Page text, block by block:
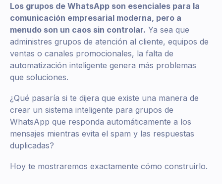
Los grupos de WhatsApp son esenciales para la
comunicación empresarial moderna, pero a
menudo son un caos sin controlar. Ya sea que
administres grupos de atención al cliente, equipos de
ventas o canales promocionales, la falta de
automatización inteligente genera más problemas
que soluciones.
¿Qué pasaría si te dijera que existe una manera de
crear un sistema inteligente para grupos de
WhatsApp que responda automáticamente a los
mensajes mientras evita el spam y las respuestas
duplicadas?
Hoy te mostraremos exactamente cómo construirlo.